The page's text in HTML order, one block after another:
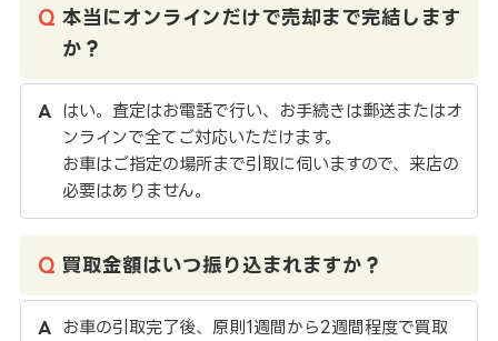
本当にオンラインだけで売却まで完結します
か？
はい。査定はお電話で行い、お手続きは郵送またはオ
ンラインで全てご対応いただけます。
お車はご指定の場所まで引取に伺いますので、来店の
必要はありません。
買取金額はいつ振り込まれますか？
お車の引取完了後、原則1週間から2週間程度で買取